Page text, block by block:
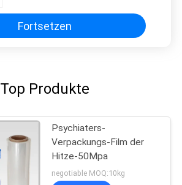
Fortsetzen
Top Produkte
Psychiaters-
Verpackungs-Film der
Hitze-50Mpa
negotiable MOQ:10kg